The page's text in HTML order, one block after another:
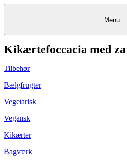
KantineKantineKantine
FrokostordningFrokostordning
Catering
Madkurser
& Teambuilding
Opskrifter
RestauranterRestauranter&&
Bagerier
Foodservice
Detail
Projekter
rådgivning
Eventkalender
KøbKøbgavekortgavekortKøb
KundeserviceKundeservice
Menu
Kikærtefoccacia med
Tilbehør
Bælgfrugter
Vegetarisk
Vegansk
Kikærter
Bagværk